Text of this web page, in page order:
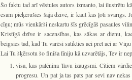
Šo faktu tad arī vēstules autors izmanto, lai ilustrētu
esam pieķērušies šajā dzīvē, ir kaut kas ļoti svarīgs.
cīņu; mūs vienkārši neskartu šīs grēcīgāš pasaules
Kristīgā dzīve ir sacensības, kas sākas ar dienu,
beigsies tad, kad Tu varēsi satikties aci pret aci ar
Lai Tu šķērsotu šo finiša līniju kā uzvarētājs, Tev ir
visa, kas palēnina Tavu izaugsmi. Citiem
progresu. Un pat ja tas pats par sevi nav